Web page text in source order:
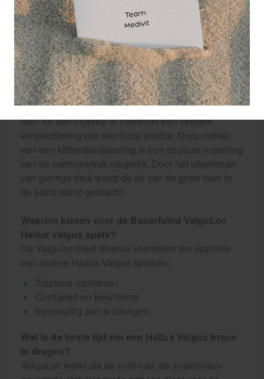
operatieve ingreep. De anatomisch gevormde
orthese houdt de teen door middel van een lichte
correctiedruk in de juiste stand en rekt verkorte
en/of weke delen van het kapsel weer op. Deze
orthese wordt uitsluitend zonder schoenen
gedragen.
ValguLoc ondersteunt de juiste stand van de grote
teen na een ingreep of voorkomt een verdere
verslechtering van een foute positie. Door middel
van een klittenbandsluiting is een traploze instelling
van de correctiedruk mogelijk. Door het uitoefenen
van geringe druk wordt de as van de grote teen in
de juiste stand gebracht.
Waarom kiezen voor de Bauerfeind ValguLoc
Hallux valgus spalk?
De Valguloc biedt diverse voordelen ten opzichte
van andere Hallux Valgus spalken;
Traploos instelbaar
Corrigeert en beschermt
Eenvoudig aan te brengen
Wat is de beste tijd om een Hallux Valgus brace
te dragen?
ValguLoc werkt als de voet rust: de anatomisch